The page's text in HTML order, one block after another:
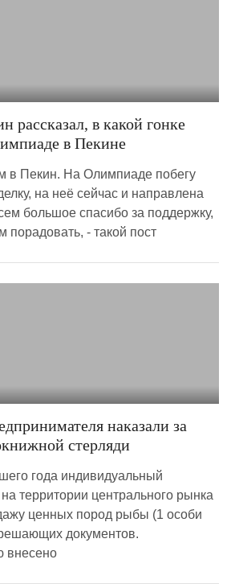
рассказал, в какой гонке
в Пекине
в Пекин. На Олимпиаде побегу
на неё сейчас и направлена
большое спасибо за поддержку,
порадовать, - такой пост
наказали за
стерляди
года индивидуальный
территории центрального рынка
ценных пород рыбы (1 особи
документов.
внесено